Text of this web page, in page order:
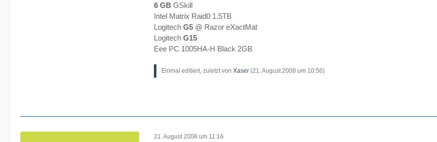
6 GB GSkill
Intel Matrix Raid0 1.5TB
Logitech G5 @ Razor eXactMat
Logitech G15
Eee PC 1005HA-H Black 2GB
Einmal editiert, zuletzt von Xaser (21. August 2008 um 10:56)
21. August 2008 um 11:16